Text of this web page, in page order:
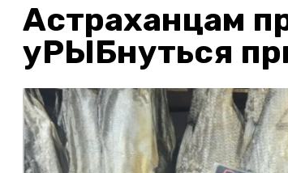
Астраханцам
уРЫБнуться